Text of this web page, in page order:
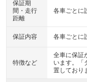
保証期
間・走行
距離
各車ごとに
保証内容 各車ごとに
特徴など
全車に保証
います。「
置しており